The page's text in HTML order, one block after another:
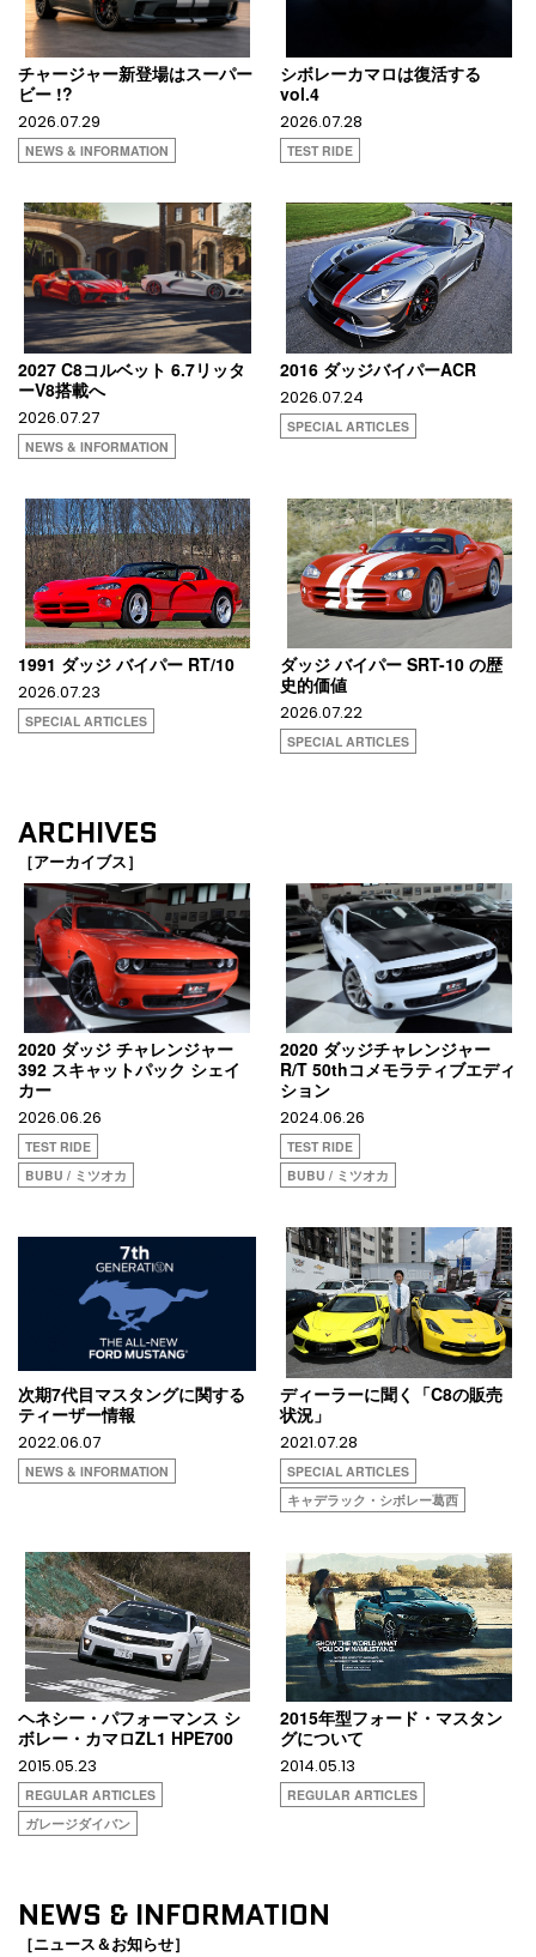
チャージャー新登場はスーパー
ビー !?
2026.07.29
NEWS & INFORMATION
シボレーカマロは復活する
vol.4
2026.07.28
TEST RIDE
2027 C8コルベット 6.7リッタ
ーV8搭載へ
2026.07.27
NEWS & INFORMATION
2016 ダッジバイパーACR
2026.07.24
SPECIAL ARTICLES
1991 ダッジ バイパー RT/10
2026.07.23
SPECIAL ARTICLES
ダッジ バイパー SRT-10 の歴
史的価値
2026.07.22
SPECIAL ARTICLES
ARCHIVES
［アーカイブス］
2020 ダッジ チャレンジャー
392 スキャットパック シェイ
カー
2026.06.26
TEST RIDE
BUBU / ミツオカ
2020 ダッジチャレンジャー
R/T 50thコメモラティブエディ
ション
2024.06.26
TEST RIDE
BUBU / ミツオカ
次期7代目マスタングに関する
ティーザー情報
2022.06.07
NEWS & INFORMATION
ディーラーに聞く「C8の販売
状況」
2021.07.28
SPECIAL ARTICLES
キャデラック・シボレー葛西
ヘネシー・パフォーマンス シ
ボレー・カマロZL1 HPE700
2015.05.23
REGULAR ARTICLES
ガレージダイバン
2015年型フォード・マスタン
グについて
2014.05.13
REGULAR ARTICLES
NEWS & INFORMATION
［ニュース＆お知らせ］